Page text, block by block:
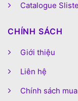
Catalogue
CHÍNH SÁCH
Giới thiệu
Liên hệ
Chính sách